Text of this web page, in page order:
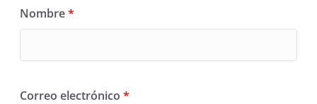
Nombre*
Correo electrónico*